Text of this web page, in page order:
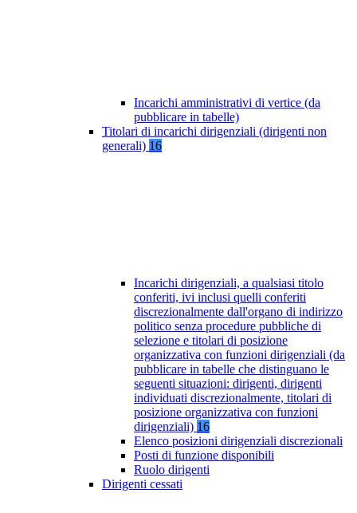
Incarichi amministrativi di vertice (da
pubblicare in tabelle)
Titolari di incarichi dirigenziali (dirigenti non
generali) 16
Incarichi dirigenziali, a qualsiasi titolo
conferiti, ivi inclusi quelli conferiti
discrezionalmente dall'organo di indirizzo
politico senza procedure pubbliche di
selezione e titolari di posizione
organizzativa con funzioni dirigenziali (da
pubblicare in tabelle che distinguano le
seguenti situazioni: dirigenti, dirigenti
individuati discrezionalmente, titolari di
posizione organizzativa con funzioni
dirigenziali) 16
Elenco posizioni dirigenziali discrezionali
Posti di funzione disponibili
Ruolo dirigenti
Dirigenti cessati